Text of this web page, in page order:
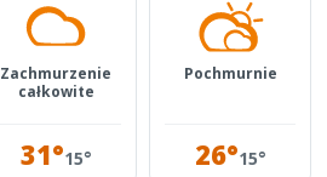
Zachmurzenie
całkowite
31°15°
Pochmurnie
26°15°